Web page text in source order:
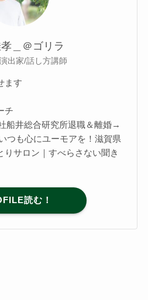
＿＠ゴリラ
出家/話し方講師
ます
チ
船井総合研究所退職＆離婚→
つも心にユーモアを！滋賀県
りサロン｜すべらさない聞き
読む！